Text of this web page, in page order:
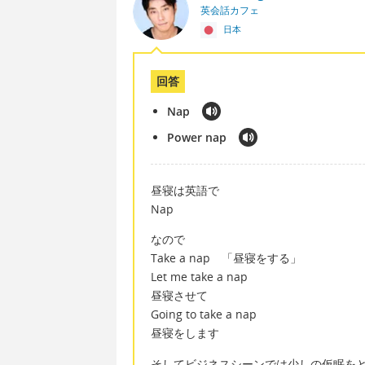
英会話カフェ
日本
回答
Nap
Power nap
昼寝は英語で
Nap
なので
Take a nap 「昼寝をする」
Let me take a nap
昼寝させて
Going to take a nap
昼寝をします